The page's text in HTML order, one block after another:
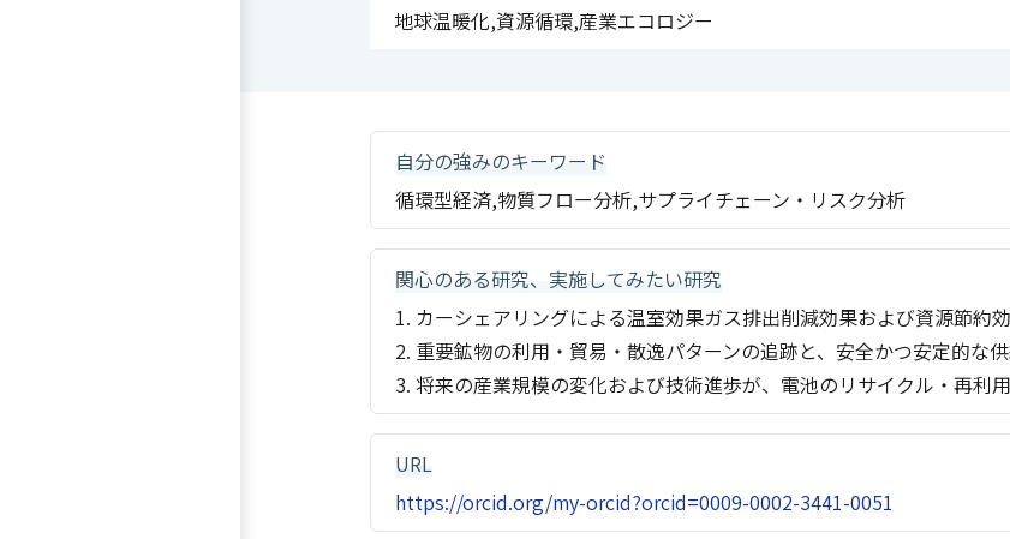
地球温暖化,資源循環,産業エコロジー
自分の強みのキーワード
循環型経済,物質フロー分析,サプライチェーン・リスク分析
関心のある研究、実施してみたい研究
1. カーシェアリングによる温室効果ガス排出削減効果および資源節約
2. 重要鉱物の利用・貿易・散逸パターンの追跡と、安全かつ安定的な
3. 将来の産業規模の変化および技術進歩が、電池のリサイクル・再利
URL
https://orcid.org/my-orcid?orcid=0009-0002-3441-0051